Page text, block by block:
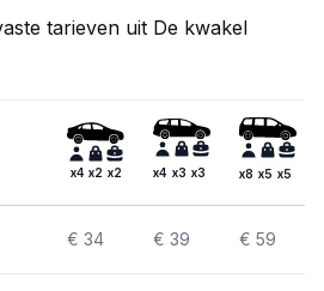
tarieven uit De kwakel
x4 x2 x2 x4 x3 x3 x8 x5 x5
€ 34 € 39 € 59